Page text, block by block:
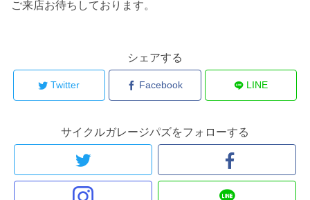
ご来店お待ちしております。
シェアする
Twitter Facebook LINE
サイクルガレージパズをフォローする